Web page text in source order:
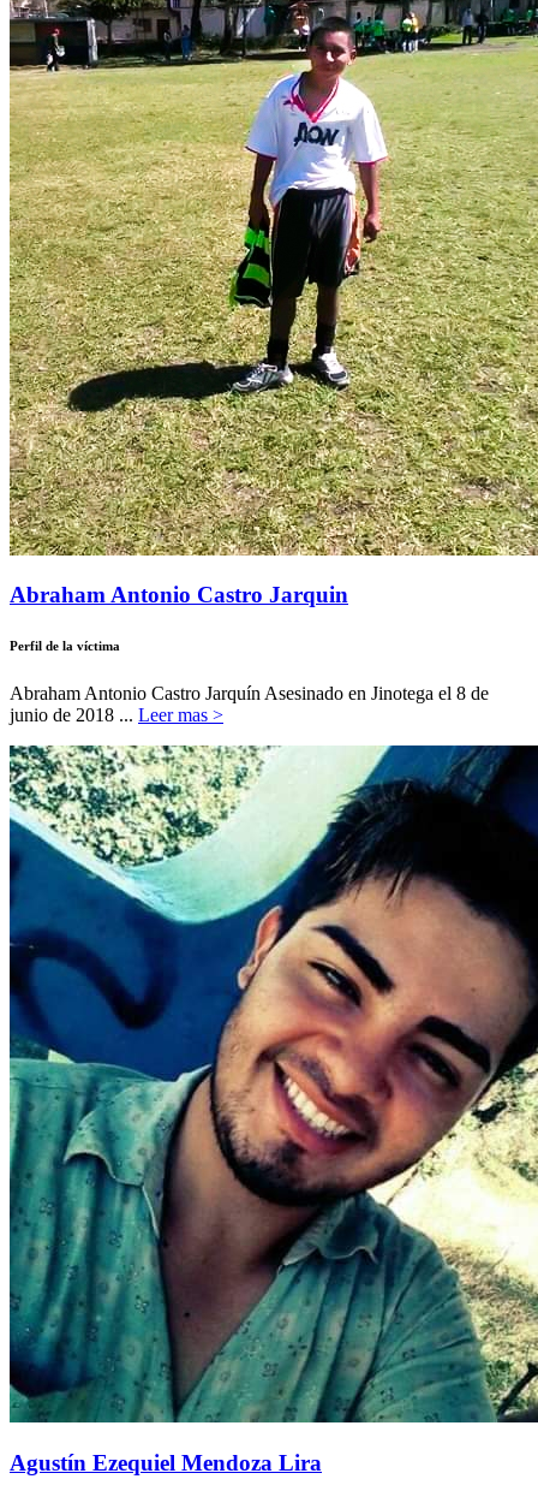
Abraham Antonio Castro Jarquin
Perfil de la víctima
Abraham Antonio Castro Jarquín Asesinado en Jinotega el 8 de
junio de 2018 ... Leer mas >
Agustín Ezequiel Mendoza Lira